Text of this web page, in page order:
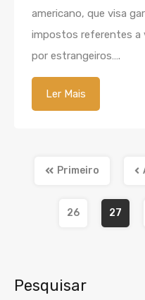
americano, que visa
impostos referentes a
por estrangeiros….
Ler Mais
Primeiro
26 27
Pesquisar